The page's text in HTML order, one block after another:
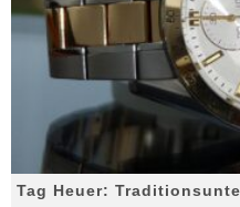
Tag Heuer: